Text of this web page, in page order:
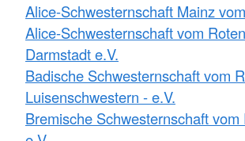
Alice-Schwesternschaft Mainz
Alice-Schwesternschaft vom
Darmstadt e.V.
Badische Schwesternschaft vom
Luisenschwestern - e.V.
Bremische Schwesternschaft